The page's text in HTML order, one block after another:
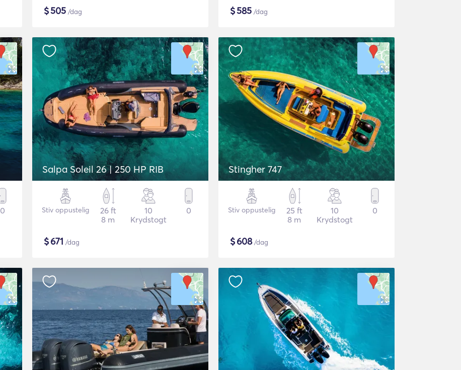
$505 /dag $585 /dag
0
Salpa Soleil 26 | 250 HP RIB
Stiv oppustelig
26 ft
8 m
10
Krydstogt
0
$671 /dag
Stingher 747
Stiv oppustelig
25 ft
8 m
10
Krydstogt
0
$608/dag